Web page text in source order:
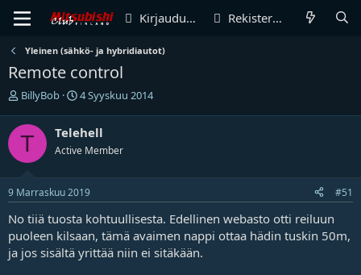
Kirjaudu sisään Rekisteröidy
Yleinen (sähkö- ja hybridiautot)
Remote control
V
e
s
i
k
e
j
u
n
BillyBob
A
i
t
p
i
v
ä
4 Syyskuu 2014
T Telehell
Active Member
9 Marraskuu 2019 #51
No tiiä tuosta kohtuullisesta. Edellinen webasto otti reiluun
puoleen kilsaan, tämä avaimen nappi ottaa hädin tuskin 50m,
ja jos sisältä yrittää niin ei sitäkään.